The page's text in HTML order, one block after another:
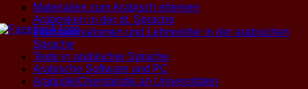
Materialien zum Arabisch erlernen
Arabesken in der dt. Sprache
Internationalismen und Lehnwörter in der arabischen
Sprache
Texte in arabischer Sprache
Arabische Software und PC
Arabistik/Orientalistik an Universitäten